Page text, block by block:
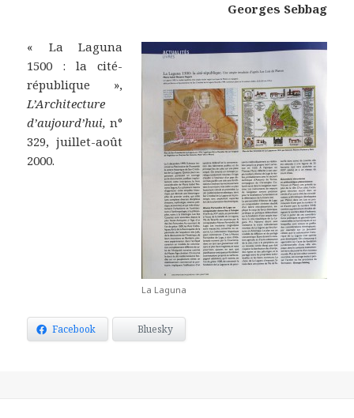
Georges Sebbag
La Laguna
« La Laguna
1500 : la cité-
république »,
L’Architecture
d’aujourd’hui, n°
329, juillet-août
2000.
Facebook Bluesky